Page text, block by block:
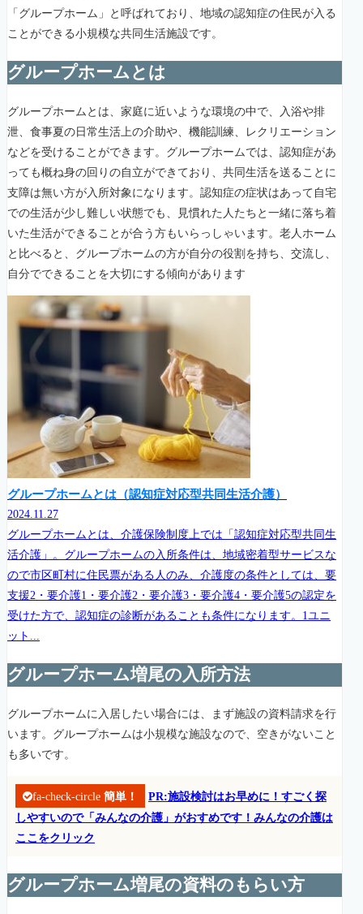
「グループホーム」と呼ばれており、地域の認知症の住民が入る
ことができる小規模な共同生活施設です。
グループホームとは
グループホームとは、家庭に近いような環境の中で、入浴や排
泄、食事夏の日常生活上の介助や、機能訓練、レクリエーション
などを受けることができます。グループホームでは、認知症があ
っても概ね身の回りの自立ができており、共同生活を送ることに
支障は無い方が入所対象になります。認知症の症状はあって自宅
での生活が少し難しい状態でも、見慣れた人たちと一緒に落ち着
いた生活ができることが合う方もいらっしゃいます。老人ホーム
と比べると、グループホームの方が自分の役割を持ち、交流し、
自分でできることを大切にする傾向があります
グループホームとは（認知症対応型共同生活介護）
2024.11.27
グループホームとは、介護保険制度上では「認知症対応型共同生
活介護」。グループホームの入所条件は、地域密着型サービスな
ので市区町村に住民票がある人のみ、介護度の条件としては、要
支援2・要介護1・要介護2・要介護3・要介護4・要介護5の認定を
受けた方で、認知症の診断があることも条件になります。1ユニ
ット...
グループホーム増尾の入所方法
グループホームに入居したい場合には、まず施設の資料請求を行
います。グループホームは小規模な施設なので、空きがないこと
も多いです。
fa-check-circle 簡単！
PR:施設検討はお早めに！すごく探
しやすいので「みんなの介護」がおすめです！みんなの介護は
ここをクリック
グループホーム増尾の資料のもらい方